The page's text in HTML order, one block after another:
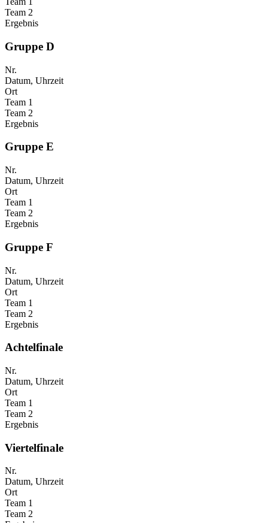
Team 2
Ergebnis
Gruppe D
Nr.
Datum, Uhrzeit
Ort
Team 1
Team 2
Ergebnis
Gruppe E
Nr.
Datum, Uhrzeit
Ort
Team 1
Team 2
Ergebnis
Gruppe F
Nr.
Datum, Uhrzeit
Ort
Team 1
Team 2
Ergebnis
Achtelfinale
Nr.
Datum, Uhrzeit
Ort
Team 1
Team 2
Ergebnis
Viertelfinale
Nr.
Datum, Uhrzeit
Ort
Team 1
Team 2